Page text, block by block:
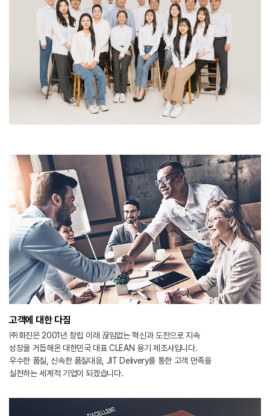
고객에 대한 다짐
㈜화진은 2001년 창립 이래 끊임없는 혁신과 도전으로 지속
성장을 거듭해온 대한민국 대표 CLEAN 용기 제조사입니다.
우수한 품질, 신속한 품질대응, JIT Delivery를 통한 고객 만족을
실천하는 세계적 기업이 되겠습니다.